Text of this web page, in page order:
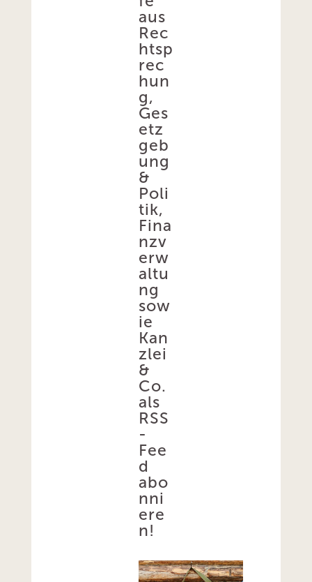
aus
Rec
htsp
rec
hun
g,
Ges
etz
geb
ung
&
Poli
tik,
Fina
nzv
erw
altu
ng
sow
ie
Kan
zlei
&
Co.
als
RSS
-
Fee
d
abo
nni
ere
n!